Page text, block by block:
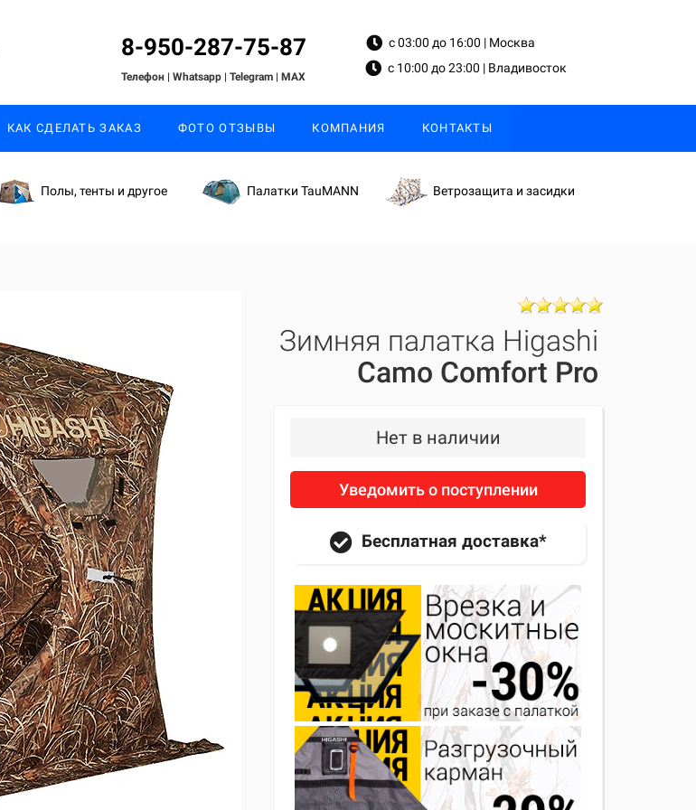
8-950-287-75-87
Телефон | Whatsapp | Telegram | MAX
с 03:00 до 16:00 | Москва
с 10:00 до 23:00 | Владивосток
КАК СДЕЛАТЬ ЗАКАЗ ФОТО ОТЗЫВЫ КОМПАНИЯ КОНТАКТЫ
Полы, тенты и другое Палатки TauMANN Ветрозащита и засидки
Зимняя палатка Higashi
Camo Comfort Pro
Нет в наличии
Уведомить о поступлении
Бесплатная доставка*